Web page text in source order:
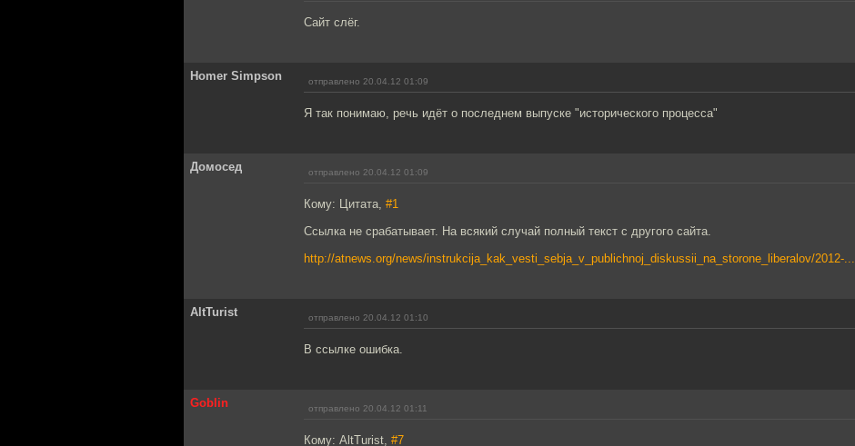
Сайт слёг.
Homer Simpson отправлено 20.04.12 01:09
Я так понимаю, речь идёт о последнем выпуске "исторического процесса"
Домосед отправлено 20.04.12 01:09
Кому: Цитата, #1
Ссылка не срабатывает. На всякий случай полный текст с другого сайта.
http://atnews.org/news/instrukcija_kak_vesti_sebja_v_publichnoj_diskussii_na_storone_liberalov/2012-...
AltTurist отправлено 20.04.12 01:10
В ссылке ошибка.
Goblin отправлено 20.04.12 01:11
Кому: AltTurist, #7